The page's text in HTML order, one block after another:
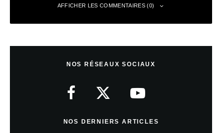
AFFICHER LES COMMENTAIRES (0)
NOS RÉSEAUX SOCIAUX
NOS DERNIERS ARTICLES